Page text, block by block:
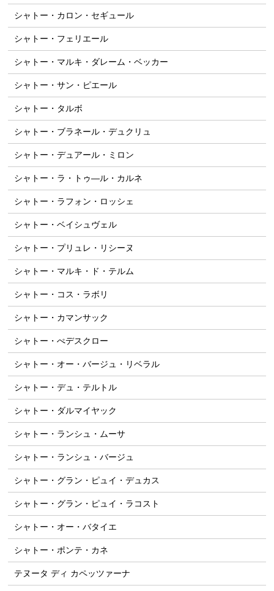
シャトー・カロン・セギュール
シャトー・フェリエール
シャトー・マルキ・ダレーム・ベッカー
シャトー・サン・ピエール
シャトー・タルボ
シャトー・ブラネール・デュクリュ
シャトー・デュアール・ミロン
シャトー・ラ・トゥ―ル・カルネ
シャトー・ラフォン・ロッシェ
シャトー・ベイシュヴェル
シャトー・プリュレ・リシーヌ
シャトー・マルキ・ド・テルム
シャトー・コス・ラボリ
シャトー・カマンサック
シャトー・ぺデスクロー
シャトー・オー・バージュ・リベラル
シャトー・デュ・テルトル
シャトー・ダルマイヤック
シャトー・ランシュ・ムーサ
シャトー・ランシュ・バージュ
シャトー・グラン・ピュイ・デュカス
シャトー・グラン・ピュイ・ラコスト
シャトー・オー・バタイエ
シャトー・ポンテ・カネ
テヌータ ディ カペッツァーナ